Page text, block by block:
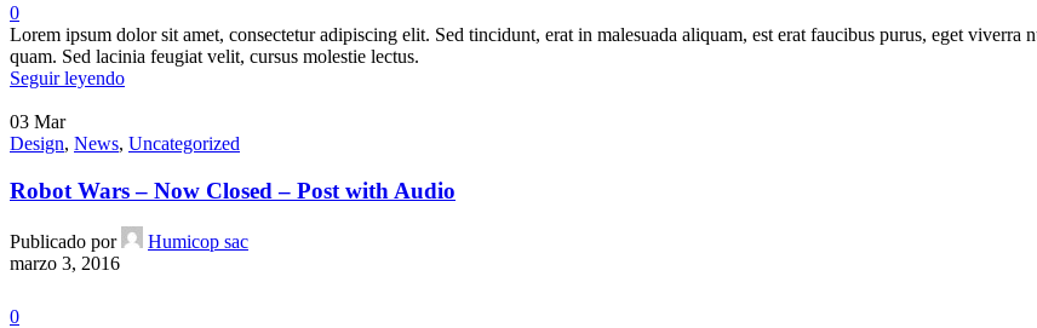
0
Lorem ipsum dolor sit amet, consectetur adipiscing elit. Sed tincidunt, erat in malesuada aliquam, est erat faucibus purus, eget
quam. Sed lacinia feugiat velit, cursus molestie lectus.
Seguir leyendo
03 Mar
Design, News, Uncategorized
Robot Wars – Now Closed – Post with Audio
Publicado por
Humicop sac
marzo 3, 2016
0